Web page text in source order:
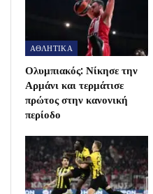
ΑΘΛΗΤΙΚΑ
Ολυμπιακός: Νίκησε την
Αρμάνι και τερμάτισε
πρώτος στην κανονική
περίοδο